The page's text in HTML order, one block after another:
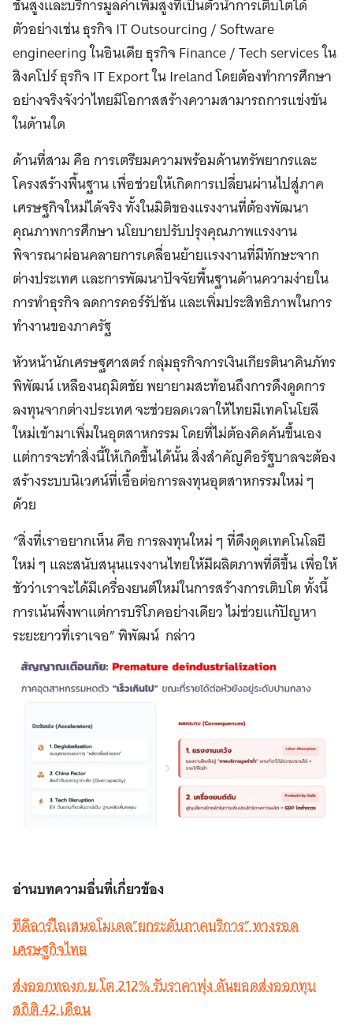
ชั้นสูงและบริการมูลค่าเพิ่มสูงที่เป็นตัวนำการเติบโตได้
ตัวอย่างเช่น ธุรกิจ IT Outsourcing / Software
engineering ในอินเดีย ธุรกิจ Finance / Tech services ใน
สิงคโปร์ ธุรกิจ IT Export ใน Ireland โดยต้องทำการศึกษา
อย่างจริงจังว่าไทยมีโอกาสสร้างความสามารถการแข่งขัน
ในด้านใด
ด้านที่สาม คือ การเตรียมความพร้อมด้านทรัพยากรและ
โครงสร้างพื้นฐาน เพื่อช่วยให้เกิดการเปลี่ยนผ่านไปสู่ภาค
เศรษฐกิจใหม่ได้จริง ทั้งในมิติของแรงงานที่ต้องพัฒนา
คุณภาพการศึกษา นโยบายปรับปรุงคุณภาพแรงงาน
พิจารณาผ่อนคลายการเคลื่อนย้ายแรงงานที่มีทักษะจาก
ต่างประเทศ และการพัฒนาปัจจัยพื้นฐานด้านความง่ายใน
การทำธุรกิจ ลดการคอร์รัปชัน และเพิ่มประสิทธิภาพในการ
ทำงานของภาครัฐ
หัวหน้านักเศรษฐศาสตร์ กลุ่มธุรกิจการเงินเกียรตินาคินภัทร
พิพัฒน์ เหลืองนฤมิตชัย พยายามสะท้อนถึงการดึงดูดการ
ลงทุนจากต่างประเทศ จะช่วยลดเวลาให้ไทยมีเทคโนโยลี
ใหม่เข้ามาเพิ่มในอุตสาหกรรม โดยที่ไม่ต้องคิดค้นขึ้นเอง
แต่การจะทำสิ่งนี้ให้เกิดขึ้นได้นั้น สิ่งสำคัญคือรัฐบาลจะต้อง
สร้างระบบนิเวศน์ที่เอื้อต่อการลงทุนอุตสาหกรรมใหม่ ๆ
ด้วย
“สิ่งที่เราอยากเห็น คือ การลงทุนใหม่ ๆ ที่ดึงดูดเทคโนโลยี
ใหม่ ๆ และสนับสนุนแรงงานไทยให้มีผลิตภาพที่ดีขึ้น เพื่อให้
ชัวว่าเราจะได้มีเครื่องยนต์ใหม่ในการสร้างการเติบโต ทั้งนี้
การเน้นพึ่งพาแต่การบริโภคอย่างเดียว ไม่ช่วยแก้ปัญหา
ระยะยาวที่เราเจอ” พิพัฒน์ กล่าว
อ่านบทความอื่นที่เกึ่ยวข้อง
ทีดีอาร์ไอเสนอโมเดล”ยกระดับภาคบริการ” ทางรอด
เศรษฐกิจไทย
ส่งออกทองก.ย.โต 212% รับราคาพุ่ง ดันยอดส่งออกทุบ
สถิติ 42 เดือน